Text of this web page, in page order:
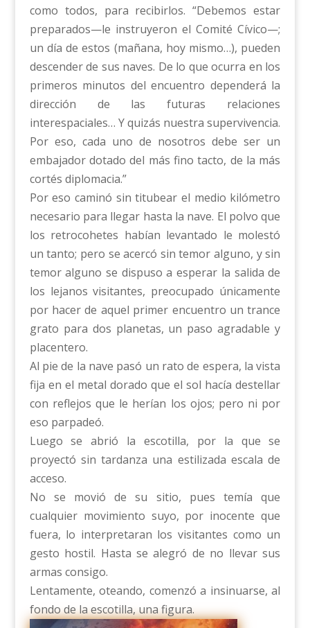
como todos, para recibirlos. “Debemos estar
preparados—le instruyeron el Comité Cívico—;
un día de estos (mañana, hoy mismo…), pueden
descender de sus naves. De lo que ocurra en los
primeros minutos del encuentro dependerá la
dirección de las futuras relaciones
interespaciales… Y quizás nuestra supervivencia.
Por eso, cada uno de nosotros debe ser un
embajador dotado del más fino tacto, de la más
cortés diplomacia.”
Por eso caminó sin titubear el medio kilómetro
necesario para llegar hasta la nave. El polvo que
los retrocohetes habían levantado le molestó
un tanto; pero se acercó sin temor alguno, y sin
temor alguno se dispuso a esperar la salida de
los lejanos visitantes, preocupado únicamente
por hacer de aquel primer encuentro un trance
grato para dos planetas, un paso agradable y
placentero.
Al pie de la nave pasó un rato de espera, la vista
fija en el metal dorado que el sol hacía destellar
con reflejos que le herían los ojos; pero ni por
eso parpadeó.
Luego se abrió la escotilla, por la que se
proyectó sin tardanza una estilizada escala de
acceso.
No se movió de su sitio, pues temía que
cualquier movimiento suyo, por inocente que
fuera, lo interpretaran los visitantes como un
gesto hostil. Hasta se alegró de no llevar sus
armas consigo.
Lentamente, oteando, comenzó a insinuarse, al
fondo de la escotilla, una figura.